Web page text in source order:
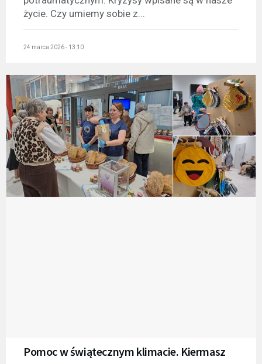
życie. Czy umiemy sobie z...
24 marca 2026 - 13:10
Pomoc w świątecznym klimacie. Kiermasz